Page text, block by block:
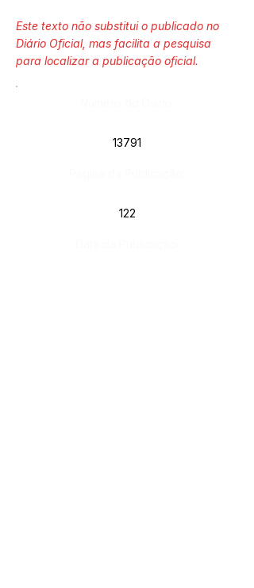
Este texto não substitui o publicado no
Diário Oficial, mas facilita a pesquisa
para localizar a publicação oficial.
13791
122